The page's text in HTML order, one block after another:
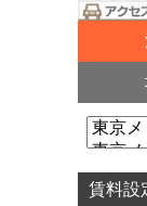
賃料設